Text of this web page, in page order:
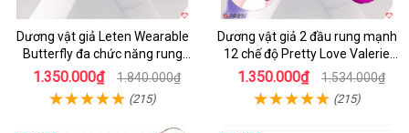
Dương vật giả Leten Wearable
Butterfly đa chức năng rung
mạnh điều khiển app bluetooth
1.350.000₫ 1.840.000₫
(215)
Dương vật giả 2 đầu rung mạnh
12 chế độ Pretty Love Valerie
mua ngay
1.350.000₫ 1.534.000₫
(215)